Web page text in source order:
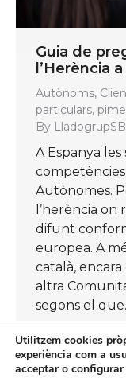
Guia de
l’Herència
Autònoms,
particulars,
By LladogrupSB
A Espanya les
Autònomes.
l’herència on
difunt
europea. A
català,
altra
segons el
Utilitzem cookies
experiència com a
acceptar o configurar